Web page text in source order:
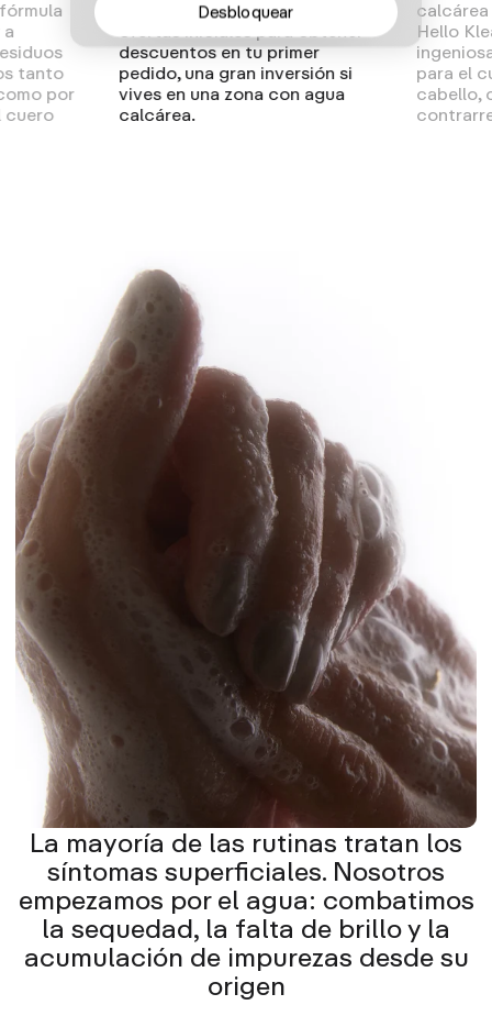
tanto
por
cuero
diseño elegante, cuenta con
descuentos en tu primer
pedido, una gran inversión si
vives en una zona con agua
calcárea.
calcárea
Hello
para el
cabello,
La mayoría de las rutinas tratan los
síntomas superficiales. Nosotros
empezamos por el agua: combatimos
la sequedad, la falta de brillo y la
acumulación de impurezas desde su
origen
Desbloquear